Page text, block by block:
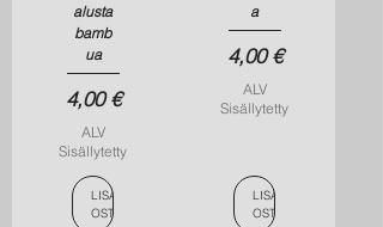
alusta
bamb
ua
Hinta
4,00 €
ALV
Sisällytetty
LISÄÄ
OSTOSKORIIN
a
Hinta
4,00 €
ALV
Sisällytetty
LISÄÄ
OSTOSKORIIN